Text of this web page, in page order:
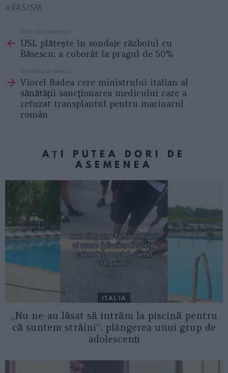
RASISM
more
Articolul anterior
USL plătește în sondaje războiul cu
Băsescu: a coborât la pragul de 50%
Următorul articol
Viorel Badea cere ministrului italian al
sănătăţii sancţionarea medicului care a
refuzat transplantul pentru marinarul
român
AȚI PUTEA DORI DE
ASEMENEA
ITALIA
„Nu ne-au lăsat să intrăm la piscină pentru
că suntem străini”: plângerea unui grup de
adolescenți